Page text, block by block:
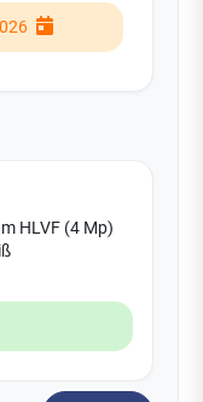
HLVF (4 Mp)